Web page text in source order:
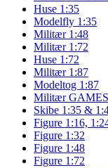
Huse 1:35
Modelfly 1:35
Militær 1:48
Militær 1:72
Huse 1:72
Militær 1:87
Modeltog 1:87
Militær
Skibe 1:35 &
Figure 1:16,
Figure 1:32
Figure 1:48
Figure 1:72